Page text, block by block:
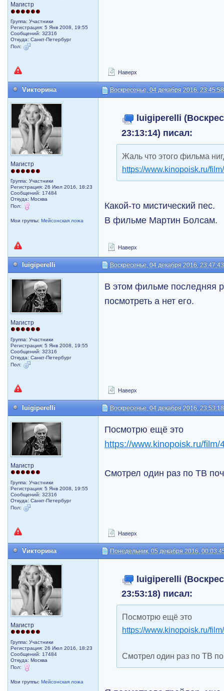
Магистр
Группа: Участники
Регистрация: 5 Янв 2008, 19:55
Сообщений: 32316
Откуда: Санкт-Петербург
Пол:
Наверх
Vикторина Воскресенье, 04 декабря 2016, 23:45:58
Магистр
Группа: Участники
Регистрация: 26 Июл 2016, 18:23
Сообщений: 17484
Откуда: Москва
Пол:
Мои группы:Мейсонская ложа
luigiperelli
23:13:14) писал:
Жаль что этого фильма
https://www.kinopoisk.ru/
Какой-то мистический пес.
В фильме Мартин Болсам.
Наверх
luigiperelli Воскресенье, 04 декабря 2016, 23:47:43
Магистр
Группа: Участники
Регистрация: 5 Янв 2008, 19:55
Сообщений: 32316
Откуда: Санкт-Петербург
Пол:
В этом фильме последняя
посмотреть а нет его.
Наверх
luigiperelli Воскресенье, 04 декабря 2016, 23:53:18
Магистр
Группа: Участники
Регистрация: 5 Янв 2008, 19:55
Сообщений: 32316
Откуда: Санкт-Петербург
Пол:
Посмотрю ещё это
https://www.kinopoisk.ru/film/
Смотрел один раз по ТВ
Наверх
Vикторина Понедельник, 05 декабря 2016,
Магистр
Группа: Участники
Регистрация: 26 Июл 2016, 18:23
Сообщений: 17484
Откуда: Москва
Пол:
Мои группы:Мейсонская ложа
luigiperelli
23:53:18) писал:
Посмотрю ещё это
https://www.kinopoisk.ru/
Смотрел один раз по ТВ